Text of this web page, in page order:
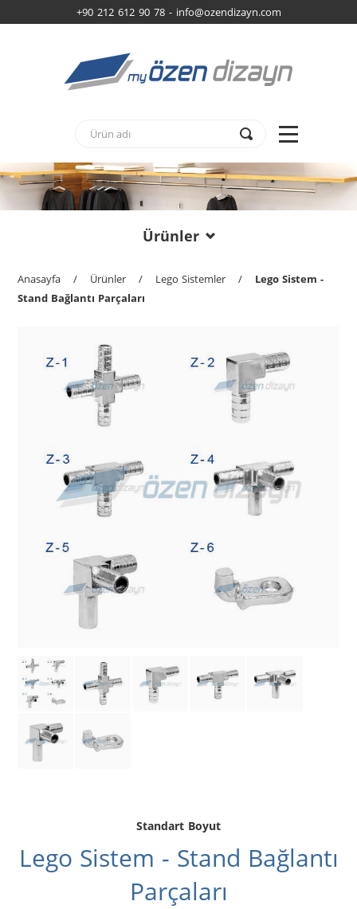
+90 212 612 90 78 - info@ozendizayn.com
Ürünler
Anasayfa / Ürünler / Lego Sistemler /
Lego Sistem -
Stand Bağlantı Parçaları
Standart Boyut
Lego Sistem - Stand Bağlantı
Parçaları